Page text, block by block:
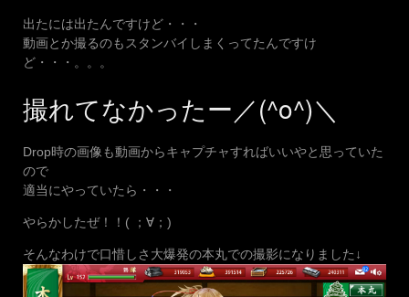
出たには出たんですけど・・・
動画とか撮るのもスタンバイしまくってたんですけ
ど・・・。。。
撮れてなかったー／(^o^)＼
Drop時の画像も動画からキャプチャすればいいやと思っていた
ので
適当にやっていたら・・・
やらかしたぜ！！( ；∀；)
そんなわけで口惜しさ大爆発の本丸での撮影になりました↓